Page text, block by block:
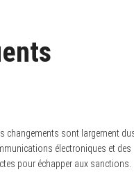
changements sont largement
électroniques et des
pour échapper aux sanctions.